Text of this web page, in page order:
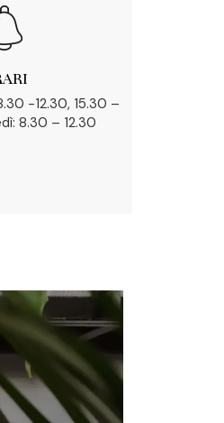
-12.30, 15.30 –
8.30 – 12.30